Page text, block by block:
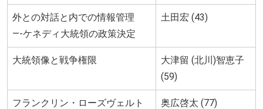
外との対話と内での情報管理
—-ケネディ大統領の政策決定
土田宏 (43)
大統領像と戦争権限
大津留 (北川)智恵子
(59)
フランクリン・ローズヴェルト
奥広啓太 (77)